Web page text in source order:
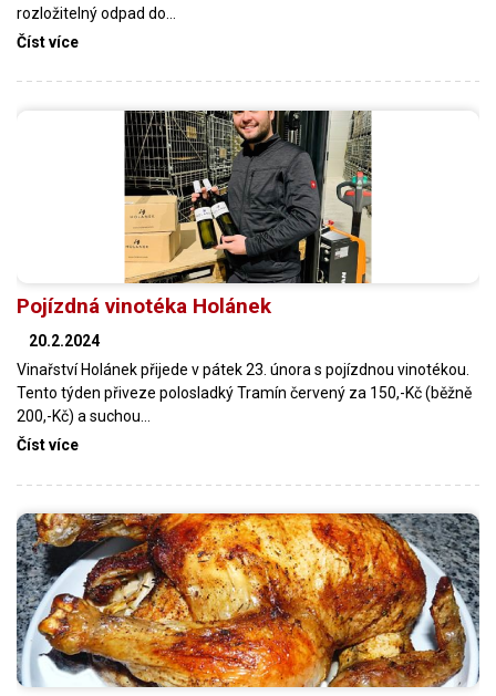
rozložitelný odpad do…
Číst více
Pojízdná vinotéka Holánek
20.2.2024
Vinařství Holánek přijede v pátek 23. února s pojízdnou vinotékou.
Tento týden přiveze polosladký Tramín červený za 150,-Kč (běžně
200,-Kč) a suchou…
Číst více